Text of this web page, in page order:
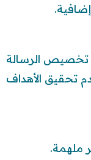
تخصيص الرسالة
تحقيق الأهداف
ملهمة.